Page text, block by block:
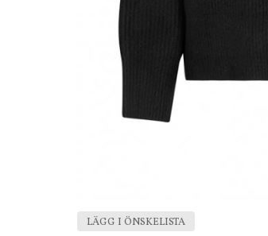
LÄGG I ÖNSKELISTA